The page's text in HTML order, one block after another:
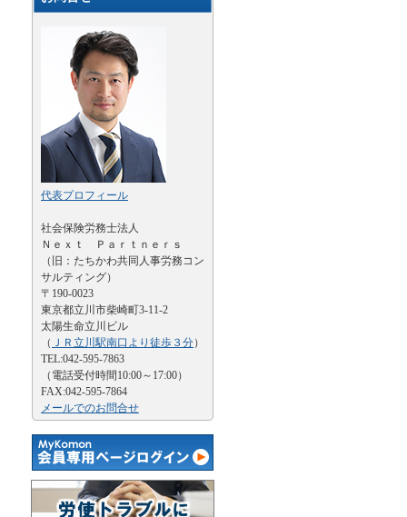
代表プロフィール
社会保険労務士法人
Ｎｅｘｔ Ｐａｒｔｎｅｒｓ
（旧：たちかわ共同人事労務コン
サルティング）
〒190-0023
東京都立川市柴崎町3-11-2
太陽生命立川ビル
（ ＪＲ立川駅南口より徒歩３分）
TEL:042-595-7863
（電話受付時間10:00～17:00）
FAX:042-595-7864
メールでのお問合せ